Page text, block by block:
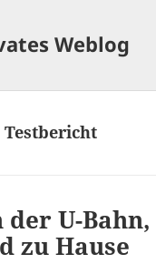
Weblog
Testbericht
der U-
zu Hause